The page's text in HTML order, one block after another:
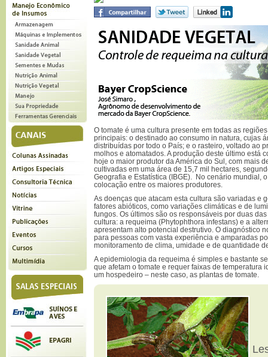
O tomate é uma cultura presente em todas as
principais: o destinado ao consumo in natura, cujas
distribuídas por todo o País; e o rasteiro, voltado ao
molhos e atomatados. A produção deste último está
hoje o maior produtor da América do Sul, com mais
cultivadas em uma área de 15,7 mil hectares,
Geografia e Estatística (IBGE). No cenário mundial,
colocação entre os maiores produtores.
As doenças que atacam esta cultura são variadas e
fatores abióticos, como variações climáticas e de
fungos. Os últimos são os responsáveis por duas
cultura: a requeima (Phytophthora infestans) e a
apresentam alto potencial destrutivo. O diagnóstico
para pessoas com vasta experiência e amparadas
monitoramento de clima, umidade e de quantidade
A epidemiologia da requeima é simples e bastante
que afetam o tomate e requer faixas de temperatura
um hospedeiro – neste caso, as plantas de tomate.